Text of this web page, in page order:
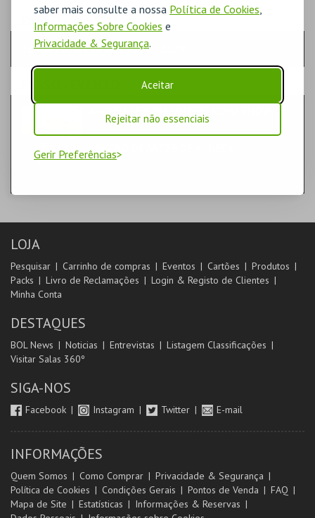
saber mais consulte a nossa Política de Cookies,
Informações Sobre Cookies e
Privacidade & Segurança.
Aceitar
Rejeitar não essenciais
Gerir Preferências
PASSO- SESSÃO
TERÇA-FEIRA | 15 SET 2026 | 21:30
TEATRO & ARTE | STAND-UP
CENTRO DE ARTES DE ÁGUEDA
AUDITÓRIO
LOJA
Pesquisar Carrinho de compras Eventos Cartões
Produtos
Packs
Livro de Reclamações
Login & Registo de Clientes
Minha Conta
DESTAQUES
BOL News Noticias Entrevistas
Listagem Classificações
Visitar Salas 360º
SIGA-NOS
Facebook Instagram Twitter E-mail
INFORMAÇÕES
Quem Somos Como Comprar
Privacidade & Segurança
Política de Cookies
Condições Gerais Pontos de Venda
FAQ
Mapa de Site
Estatísticas
Informações & Reservas